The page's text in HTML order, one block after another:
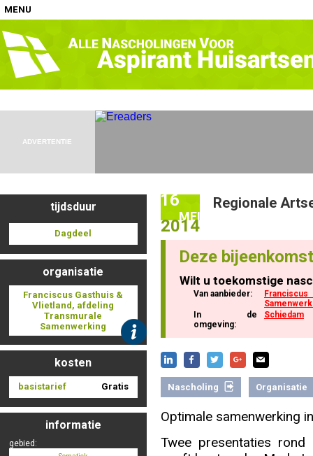
MENU
Home
Nascholingen op locatie (agenda)
Nascholingen online (elearning)
Nascholingen op aanvraag (in-company)
Zoek op kaart
ADVERTENTIE
tijdsduur
Dagdeel
organisatie
Franciscus Gasthuis &
Vlietland, afdeling
Transmurale
Samenwerking
kosten
basistarief Gratis
informatie
gebied:
16
MEI
2014
Regionale
Deze
Wilt u toekomstige
Van aanbieder:
In de
omgeving:
Schiedam
Nascholing Organisatie
Optimale samenwerking
Twee presentaties